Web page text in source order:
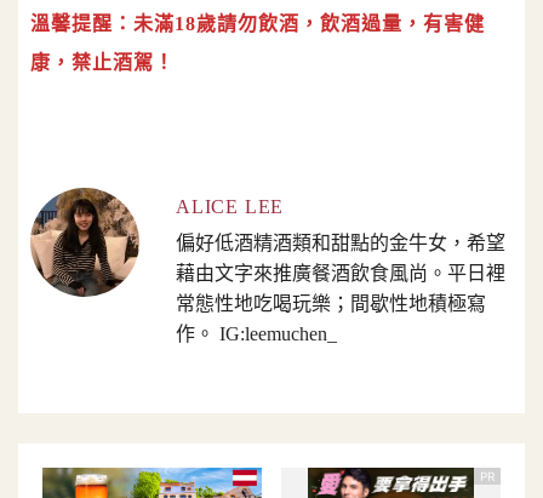
溫馨提醒：未滿18歲請勿飲酒，飲酒過量，有害健
康，禁止酒駕！
ALICE LEE
偏好低酒精酒類和甜點的金牛女，希望
藉由文字來推廣餐酒飲食風尚。平日裡
常態性地吃喝玩樂；間歇性地積極寫
作。 IG:leemuchen_
PR